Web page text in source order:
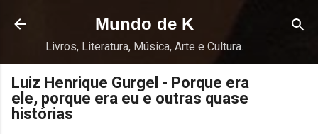
Pular para o conteúdo principal
Mundo de K
Livros, Literatura, Música, Arte e Cultura.
Luiz Henrique Gurgel - Porque era
ele, porque era eu e outras quase
histórias